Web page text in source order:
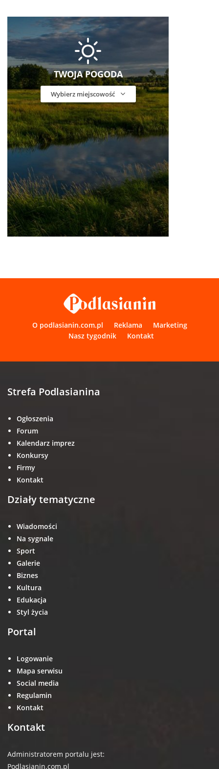
TWOJA POGODA
Wybierz miejscowość
O podlasianin.com.pl Reklama
Marketing
Nasz tygodnik
Kontakt
Strefa Podlasianina
Ogłoszenia
Forum
Kalendarz imprez
Konkursy
Firmy
Kontakt
Działy tematyczne
Wiadomości
Na sygnale
Sport
Galerie
Biznes
Kultura
Edukacja
Styl życia
Portal
Logowanie
Mapa serwisu
Social media
Regulamin
Kontakt
Kontakt
Administratorem portalu jest:
Podlasianin.com.pl